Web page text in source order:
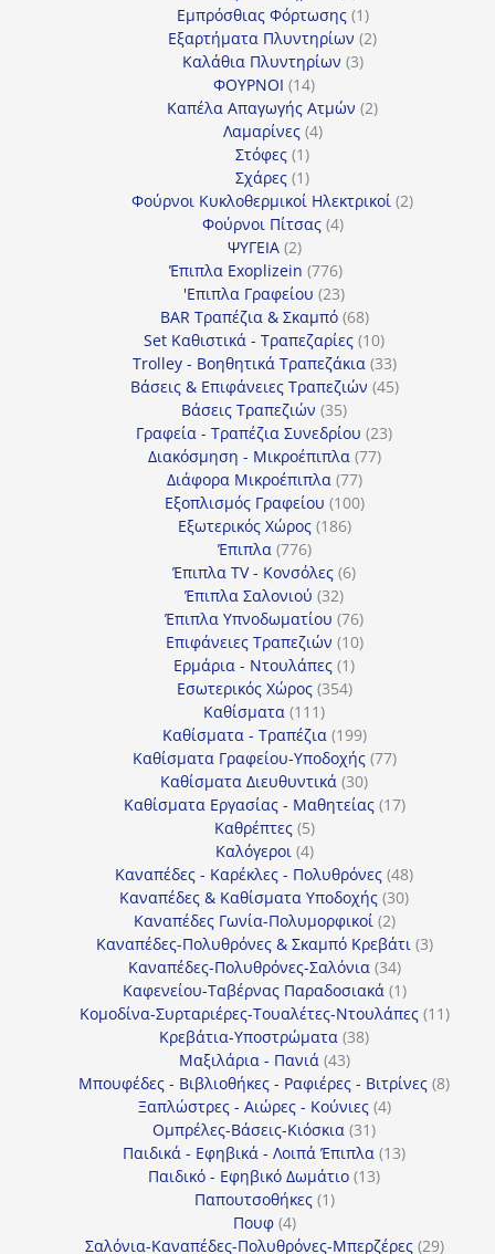
προϊόν
Εμπρόσθιας Φόρτωσης 11
προϊόν
Εξαρτήματα Πλυντηρίων 22
Καλάθια Πλυντηρίων 33
ΦΟΥΡΝΟΙ 1414
προϊόντα
Καπέλα Απαγωγής Ατμών 22
Λαμαρίνες 44
Στόφες 11
προϊόν
Σχάρες 11
προϊόν
Φούρνοι Κυκλοθερμικοί Ηλεκτρικοί 22
Φούρνοι Πίτσας 44
ΨΥΓΕΙΑ 22
προϊόντα
Έπιπλα Exoplizein 776776
προϊόντα
'Επιπλα Γραφείου 2323
προϊόντα
BAR Τραπέζια & Σκαμπό 6868
προϊόντα
Set Καθιστικά - Τραπεζαρίες 1010
προϊόντα
Trolley - Βοηθητικά Τραπεζάκια 3333
προϊόντα
Βάσεις & Επιφάνειες Τραπεζιών 4545
Βάσεις Τραπεζιών 3535
προϊόντα
Γραφεία - Τραπέζια Συνεδρίου 2323
Διακόσμηση - Μικροέπιπλα 7777
Διάφορα Μικροέπιπλα 7777
προϊόντα
Εξοπλισμός Γραφείου 100100
Εξωτερικός Χώρος 186186
Έπιπλα 776776
προϊόντα
Έπιπλα TV - Κονσόλες 66
Έπιπλα Σαλονιού 3232
προϊόντα
Έπιπλα Υπνοδωματίου 7676
προϊόντα
Επιφάνειες Τραπεζιών 1010
Ερμάρια - Ντουλάπες 11
προϊόν
Εσωτερικός Χώρος 354354
Καθίσματα 111111
προϊόντα
Καθίσματα - Τραπέζια 199199
προϊόντα
Καθίσματα Γραφείου-Υποδοχής 7777
Καθίσματα Διευθυντικά 3030
προϊόντα
Καθίσματα Εργασίας - Μαθητείας 1717
Καθρέπτες 55
προϊόντα
Καλόγεροι 44
προϊόντα
Καναπέδες - Καρέκλες - Πολυθρόνες 4848
προϊόντα
Καναπέδες & Καθίσματα Υποδοχής 3030
Καναπέδες Γωνία-Πολυμορφικοί 22
προϊόντα
Καναπέδες-Πολυθρόνες & Σκαμπό Κρεβάτι 33
Καναπέδες-Πολυθρόνες-Σαλόνια 3434
προϊόντα
Καφενείου-Ταβέρνας Παραδοσιακά 11
προϊόν
Κομοδίνα-Συρταριέρες-Τουαλέτες-Ντουλάπες 1111
Κρεβάτια-Υποστρώματα 3838
Μαξιλάρια - Πανιά 4343
προϊόντα
Μπουφέδες - Βιβλιοθήκες - Ραφιέρες - Βιτρίνες 88
Ξαπλώστρες - Αιώρες - Κούνιες 44
Ομπρέλες-Βάσεις-Κιόσκια 3131
προϊόντα
Παιδικά - Εφηβικά - Λοιπά Έπιπλα 1313
Παιδικό - Εφηβικό Δωμάτιο 1313
Παπουτσοθήκες 11
Πουφ 44
προϊόντα
Σαλόνια-Καναπέδες-Πολυθρόνες-Μπερζέρες 2929